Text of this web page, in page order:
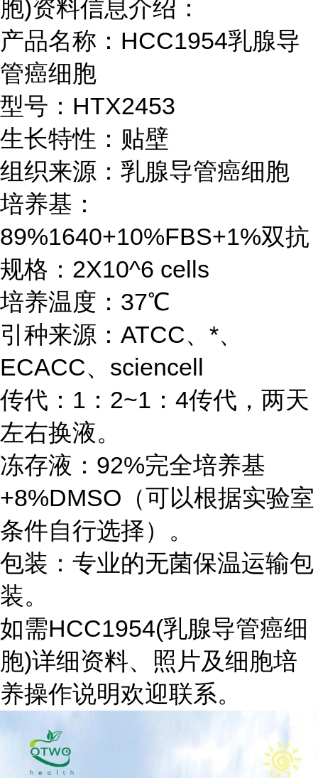
胞)资料信息介绍：
产品名称：HCC1954乳腺导
管癌细胞
型号：HTX2453
生长特性：贴壁
组织来源：乳腺导管癌细胞
培养基：
89%1640+10%FBS+1%双抗
规格：2X10^6 cells
培养温度：37℃
引种来源：ATCC、*、
ECACC、sciencell
传代：1：2~1：4传代，两天
左右换液。
冻存液：92%完全培养基
+8%DMSO（可以根据实验室
条件自行选择）。
包装：专业的无菌保温运输包
装。
如需HCC1954(乳腺导管癌细
胞)详细资料、照片及细胞培
养操作说明欢迎联系。